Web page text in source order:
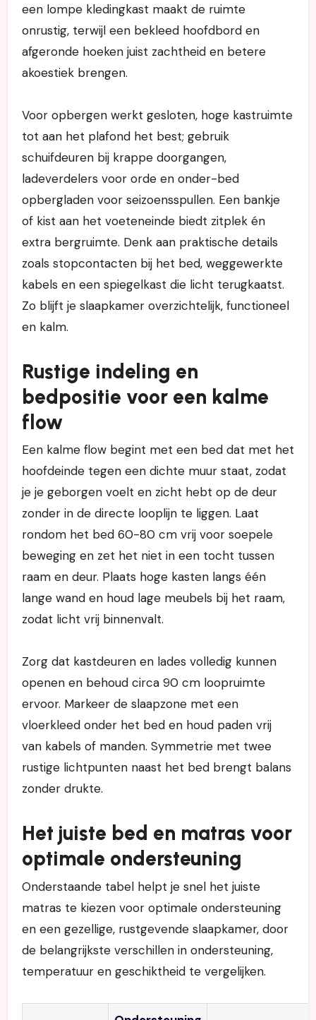
een lompe kledingkast maakt de ruimte
onrustig, terwijl een bekleed hoofdbord en
afgeronde hoeken juist zachtheid en betere
akoestiek brengen.
Voor opbergen werkt gesloten, hoge kastruimte
tot aan het plafond het best; gebruik
schuifdeuren bij krappe doorgangen,
ladeverdelers voor orde en onder-bed
opbergladen voor seizoensspullen. Een bankje
of kist aan het voeteneinde biedt zitplek én
extra bergruimte. Denk aan praktische details
zoals stopcontacten bij het bed, weggewerkte
kabels en een spiegelkast die licht terugkaatst.
Zo blijft je slaapkamer overzichtelijk, functioneel
en kalm.
Rustige indeling en
bedpositie voor een kalme
flow
Een kalme flow begint met een bed dat met het
hoofdeinde tegen een dichte muur staat, zodat
je je geborgen voelt en zicht hebt op de deur
zonder in de directe looplijn te liggen. Laat
rondom het bed 60-80 cm vrij voor soepele
beweging en zet het niet in een tocht tussen
raam en deur. Plaats hoge kasten langs één
lange wand en houd lage meubels bij het raam,
zodat licht vrij binnenvalt.
Zorg dat kastdeuren en lades volledig kunnen
openen en behoud circa 90 cm loopruimte
ervoor. Markeer de slaapzone met een
vloerkleed onder het bed en houd paden vrij
van kabels of manden. Symmetrie met twee
rustige lichtpunten naast het bed brengt balans
zonder drukte.
Het juiste bed en matras voor
optimale ondersteuning
Onderstaande tabel helpt je snel het juiste
matras te kiezen voor optimale ondersteuning
en een gezellige, rustgevende slaapkamer, door
de belangrijkste verschillen in ondersteuning,
temperatuur en geschiktheid te vergelijken.